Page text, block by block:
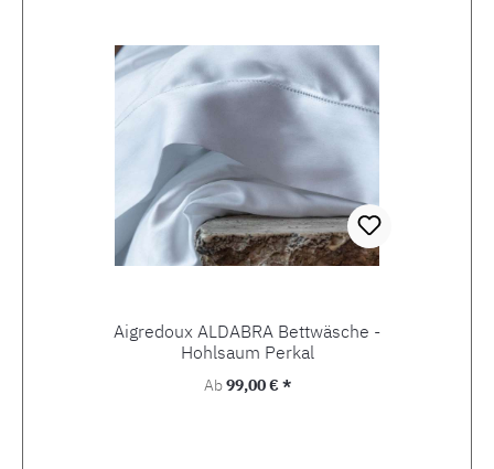
Aigredoux ALDABRA Bettwäsche -
Hohlsaum Perkal
Regulärer Preis:
Ab99,00 € *